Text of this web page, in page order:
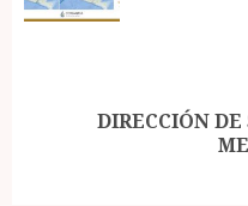
DIRECCIÓN